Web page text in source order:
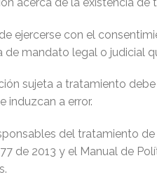
ejercerse con el
mandato legal o judicial
sujeta a tratamiento
induzcan a error.
del tratamiento
de 2013 y el Manual de